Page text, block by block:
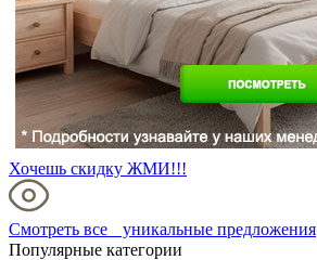
Хочешь скидку ЖМИ!!!
Смотреть все уникальные предложения
Популярные категории